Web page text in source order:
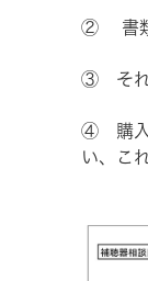
② 書類
③ それ
④ 購入
い、こ